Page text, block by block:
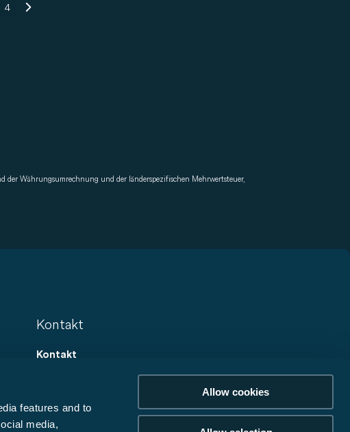
features and to
media,
Allow cookies
4
der Währungsumrechnung und der länderspezifischen Mehrwertsteuer,
Kontakt
Kontakt